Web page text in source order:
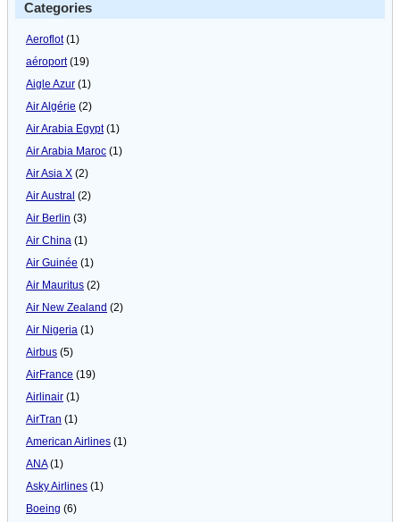
Categories
Aeroflot(1)
aéroport(19)
Aigle Azur (1)
Air Algérie (2)
Air Arabia Egypt(1)
Air Arabia Maroc (1)
Air Asia X (2)
Air Austral (2)
Air Berlin (3)
Air China (1)
Air Guinée (1)
Air Mauritus (2)
Air New Zealand (2)
Air Nigeria (1)
Airbus (5)
AirFrance (19)
Airlinair (1)
AirTran (1)
American Airlines (1)
ANA(1)
Asky Airlines (1)
Boeing (6)